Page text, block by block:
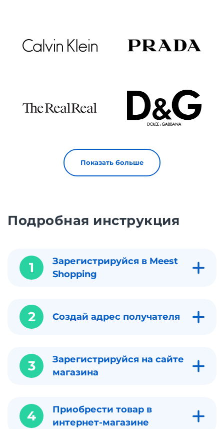
Показать больше
Подробная инструкция
1
Зарегистрируйся в Meest
Shopping
2 Создай адрес получателя
3
Зарегистрируйся на сайте
магазина
4
Приобрести товар в
интернет-магазине